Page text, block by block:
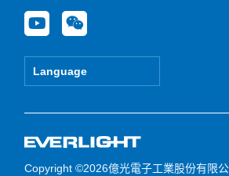
Y
o
u
e
W
e
i
Language
Copyright ©2026億光電子工業股份有限